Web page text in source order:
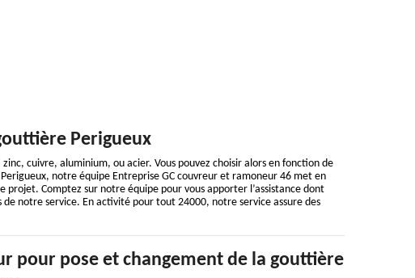
Perigueux
cuivre, aluminium, ou acier. Vous pouvez choisir alors en fonction de
notre équipe Entreprise GC couvreur et ramoneur 46 met en
Comptez sur notre équipe pour vous apporter l’assistance dont
notre service. En activité pour tout 24000, notre service assure des
pour pose et changement de la gouttière